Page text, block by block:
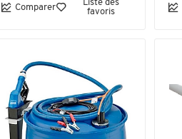
Comparer
Liste des
favoris